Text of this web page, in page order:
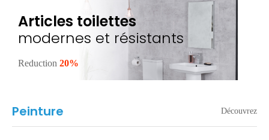
Articles toilettes
modernes et résistants
Reduction 20%
Peinture Découvrez